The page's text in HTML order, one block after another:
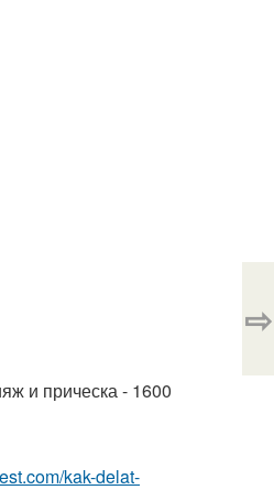
и прическа - 1600
kak-delat-
⇨